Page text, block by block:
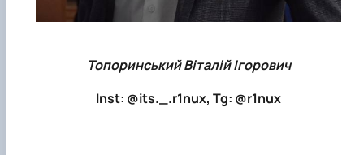
Топоринський Віталій Ігорович
Inst: @its._.r1nux, Tg: @r1nux